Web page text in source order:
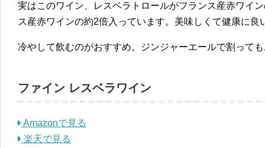
実はこのワイン、レスベラトロールがフランス産赤ワイ
ス産赤ワインの約2倍入っています。美味しくて健康に良
冷やして飲むのがおすすめ。ジンジャーエールで割って
ファイン レスベラワイン
Amazonで見る
楽天で見る